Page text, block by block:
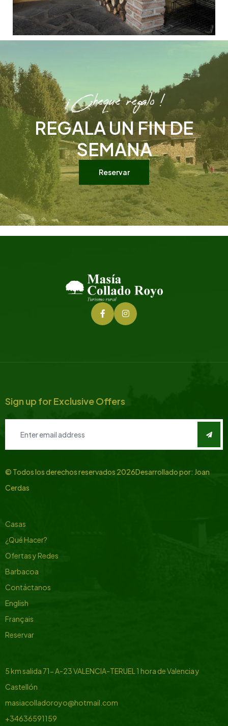
Reservar
¡Cheque regalo !
REGALA UN FIN DE
SEMANA
Reservar
Sign up for Exclusive Offers
© Todos los derechos reservados 2026Desarrollado por: Joan
Cerdas
Casas
¿Qué Hacer?
Ofertas y Redes
Barbacoa
Contáctanos
English
Français
Reservar
5 km salida 71- A-23 VALENCIA-TERUEL 1 hora de Valencia y
Castellón
masiacolladoroyo@hotmail.com
+34636591159